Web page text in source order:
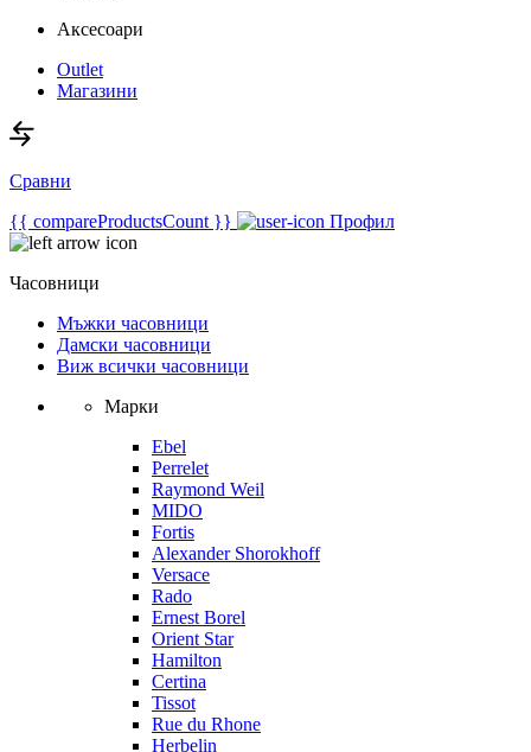
Аксесоари
Outlet
Магазини
Сравни
{{ compareProductsCount }}
Профил
Часовници
Мъжки часовници
Дамски часовници
Виж всички часовници
Марки
Ebel
Perrelet
Raymond Weil
MIDO
Fortis
Alexander Shorokhoff
Versace
Rado
Ernest Borel
Orient Star
Hamilton
Certina
Tissot
Rue du Rhone
Herbelin